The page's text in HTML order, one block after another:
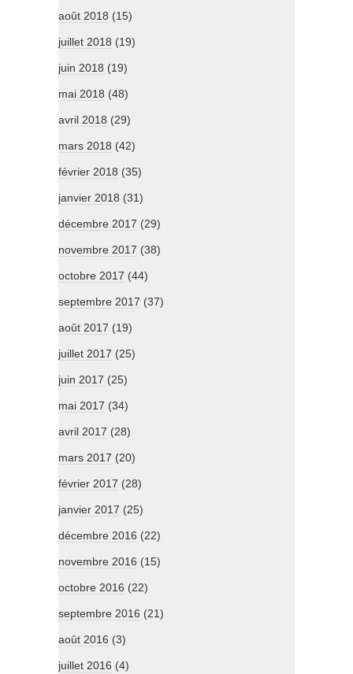
août 2018 (15)
juillet 2018 (19)
juin 2018 (19)
mai 2018 (48)
avril 2018 (29)
mars 2018 (42)
février 2018 (35)
janvier 2018 (31)
décembre 2017 (29)
novembre 2017 (38)
octobre 2017 (44)
septembre 2017 (37)
août 2017 (19)
juillet 2017 (25)
juin 2017 (25)
mai 2017 (34)
avril 2017 (28)
mars 2017 (20)
février 2017 (28)
janvier 2017 (25)
décembre 2016 (22)
novembre 2016 (15)
octobre 2016 (22)
septembre 2016 (21)
août 2016 (3)
juillet 2016 (4)